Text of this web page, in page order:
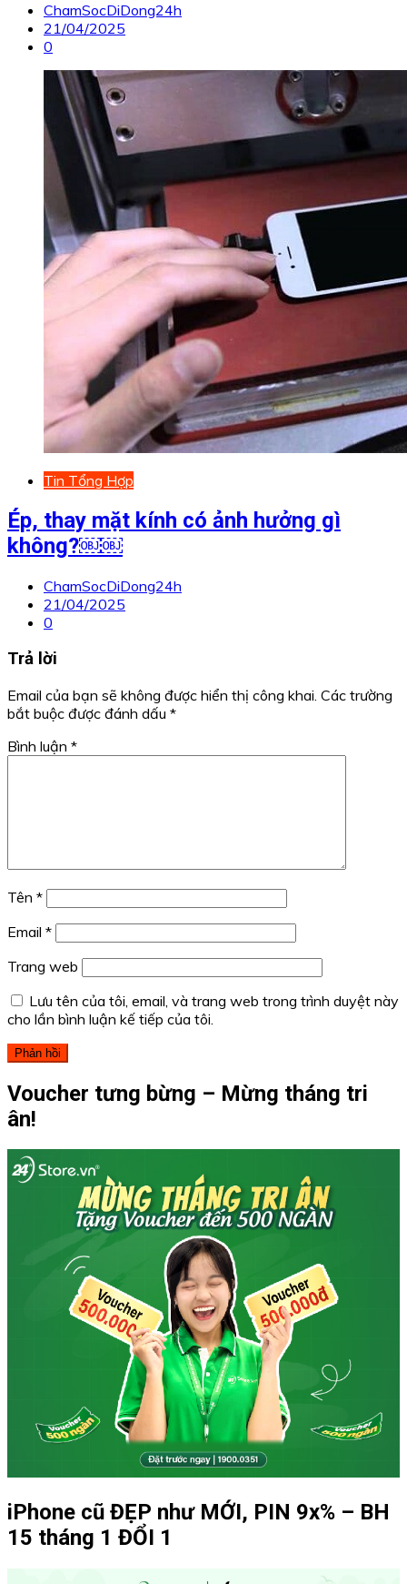
ChamSocDiDong24h
21/04/2025
0
Tin Tổng Hợp
Ép, thay mặt kính có ảnh hưởng gì
không?￼￼
ChamSocDiDong24h
21/04/2025
0
Trả lời
Email của bạn sẽ không được hiển thị công khai. Các trường
bắt buộc được đánh dấu *
Bình luận *
Tên *
Email *
Trang web
Lưu tên của tôi, email, và trang web trong trình duyệt này
cho lần bình luận kế tiếp của tôi.
Voucher tưng bừng – Mừng tháng tri
ân!
iPhone cũ ĐẸP như MỚI, PIN 9x% – BH
15 tháng 1 ĐỔI 1